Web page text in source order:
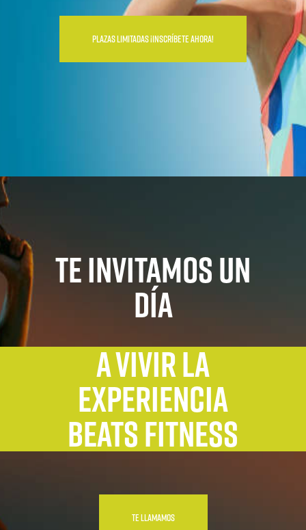
PLAZAS LIMITADAS ¡INSCRÍBETE AHORA!
TE INVITAMOS UN
DÍA
A VIVIR LA
EXPERIENCIA
BEATS FITNESS
TE LLAMAMOS